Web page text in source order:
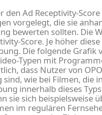
Ad Receptivity-Score
vorgelegt, die sie
bewerten sollten. Die
Score. Je höher
Die folgende Grafik
Typen mit
dass Nutzer von
wie bei Filmen, die
innerhalb dieses
sie sich beispielsweise
im regulären